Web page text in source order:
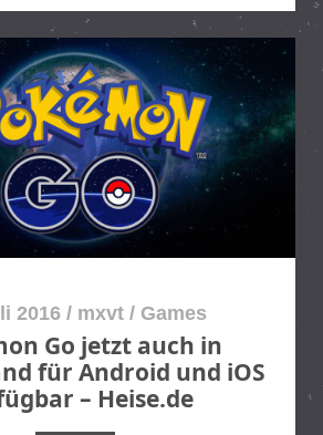
b
i
l
e
U
S
A
:
o
s
t
e
2016 / mxvt / Games
Go jetzt auch in
für Android und iOS
– Heise.de